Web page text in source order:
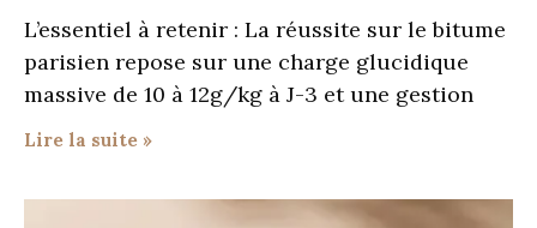
L’essentiel à retenir : La réussite sur le bitume
parisien repose sur une charge glucidique
massive de 10 à 12g/kg à J-3 et une gestion
Lire la suite »